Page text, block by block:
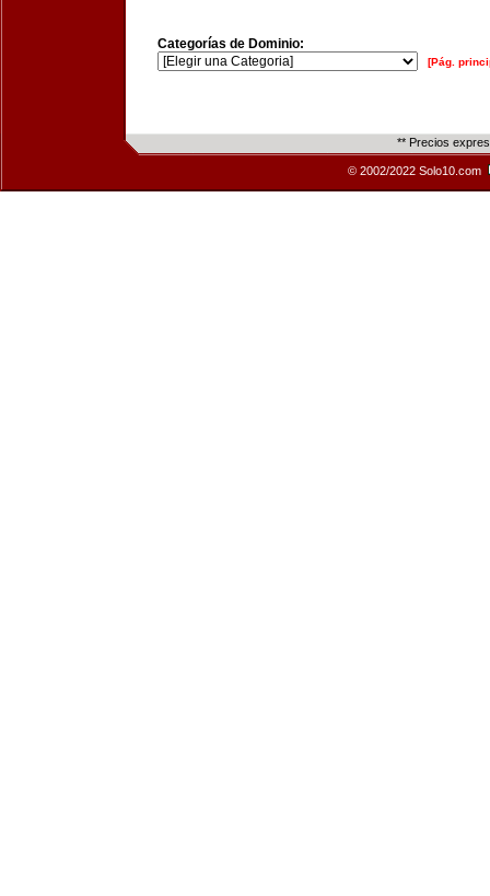
Categorías de Dominio:
[Pág.
** Precios
© 2002/2022 Solo10.com